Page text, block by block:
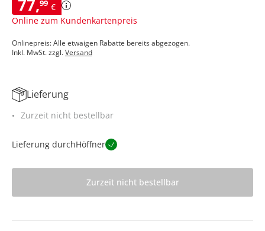
77,99 €
Online zum Kundenkartenpreis
Onlinepreis: Alle etwaigen Rabatte bereits abgezogen.
Inkl. MwSt. zzgl.Versand
Lieferung
Zurzeit nicht bestellbar
Lieferung durchHöffner
Zurzeit nicht bestellbar